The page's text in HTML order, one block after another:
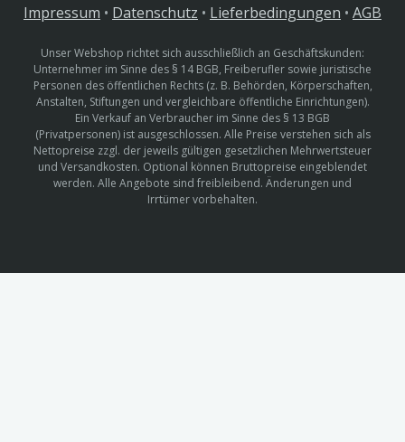
Impressum • Datenschutz • Lieferbedingungen • AGB
Unser Webshop richtet sich ausschließlich an Geschäftskunden:
Unternehmer im Sinne des § 14 BGB, Freiberufler sowie juristische
Personen des öffentlichen Rechts (z. B. Behörden, Körperschaften,
Anstalten, Stiftungen und vergleichbare öffentliche Einrichtungen).
Ein Verkauf an Verbraucher im Sinne des § 13 BGB
(Privatpersonen) ist ausgeschlossen. Alle Preise verstehen sich als
Nettopreise zzgl. der jeweils gültigen gesetzlichen Mehrwertsteuer
und Versandkosten. Optional können Bruttopreise eingeblendet
werden. Alle Angebote sind freibleibend. Änderungen und
Irrtümer vorbehalten.